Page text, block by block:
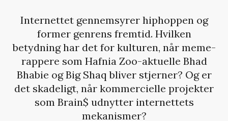
Internettet gennemsyrer hiphoppen og
former genrens fremtid. Hvilken
betydning har det for kulturen, når meme-
rappere som Hafnia Zoo-aktuelle Bhad
Bhabie og Big Shaq bliver stjerner? Og er
det skadeligt, når kommercielle projekter
som Brain$ udnytter internettets
mekanismer?